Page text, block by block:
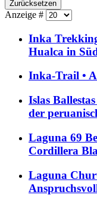
Zurücksetzen
Anzeige #
Inka
Hualca in
Inka-Trail •
Islas
der
Laguna 69
Cordillera
Laguna